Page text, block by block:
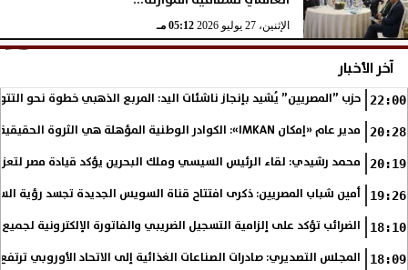
الإثنين، 27 يوليو 2026 05:12 مـ
آخر الأخبار
22:00 حزب ”المصريين” يُشيد بإنجاز ناشئات اليد: المربع الذهبي خطوة نحو
20:28 مدير عام «إمكان IMKAN»: الكوادر الوطنية المؤهلة هي الثروة الحقيقية لمستقبل التنمية في مصر
20:19 محمد رشيدي: لقاء الرئيس السيسي وملك البحرين يؤكد قيادة مصر
19:26 أمين شباب المصريين: ذكرى افتتاح قناة السويس الجديدة تجسد رؤية
18:10 الضرائب تؤكد على إلزامية التسجيل الضريبي والفاتورة الإلكترونية
18:09 المجلس التصديري: صادرات الصناعات الغذائية إلى الاتحاد الأوروبي ترتفع 15.4% خلال النصف الأول من